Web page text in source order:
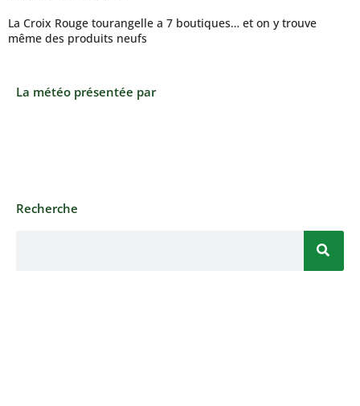
La Croix Rouge tourangelle a 7 boutiques… et on y trouve
même des produits neufs
La météo présentée par
Recherche